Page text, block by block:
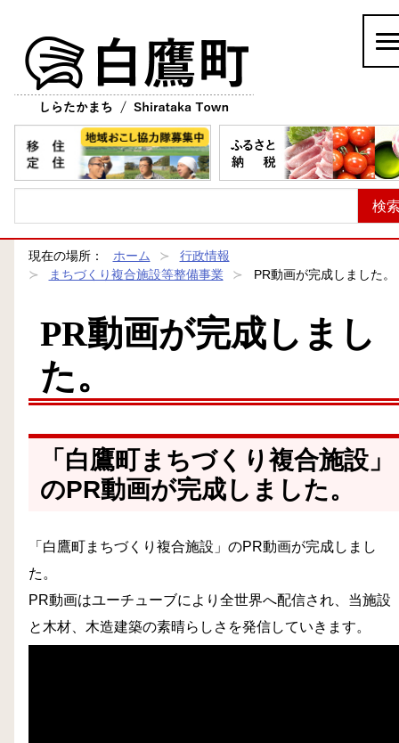
現在の場所： ホーム
行政情報
まちづくり複合施設等整備事業
PR動画が完成しました。
PR動画が完成しまし
た。
「白鷹町まちづくり複合施設」
のPR動画が完成しました。
「白鷹町まちづくり複合施設」のPR動画が完成しまし
た。
PR動画はユーチューブにより全世界へ配信され、当施設
と木材、木造建築の素晴らしさを発信していきます。